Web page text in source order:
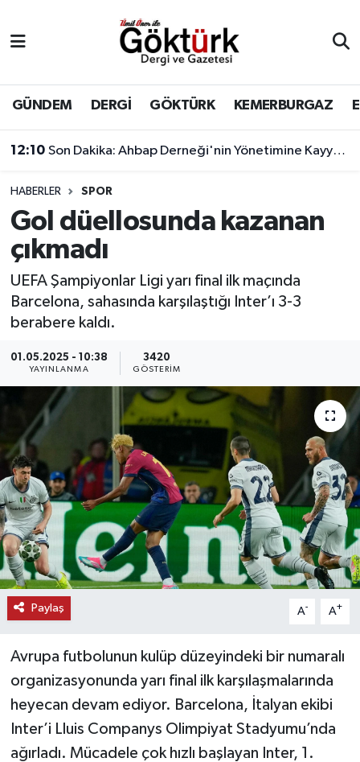
GÜNDEM DERGİ GÖKTÜRK KEMERBURGAZ
12:10 Son Dakika: Ahbap Derneği'nin Yönetimine Kayyum Atandı
HABERLER SPOR
Gol düellosunda kazanan
çıkmadı
UEFA Şampiyonlar Ligi yarı final ilk maçında
Barcelona, sahasında karşılaştığı Inter’ı 3-3
berabere kaldı.
01.05.2025 - 10:38
YAYINLANMA
3420
GÖSTERIM
Paylaş A- A+
Avrupa futbolunun kulüp düzeyindeki bir numaralı
organizasyonunda yarı final ilk karşılaşmalarında
heyecan devam ediyor. Barcelona, İtalyan ekibi
Inter’i Lluis Companys Olimpiyat Stadyumu’nda
ağırladı. Mücadele çok hızlı başlayan Inter, 1.
BİLİM
DERGİ
DÜNYA
EĞİTİM
GÖKTÜRK
KEMERBURGAZ
KÜLTÜR - SANAT
MAGAZİN
ÖZEL HABER
SAĞLIK
SPOR
TİCARET
Eyüpsultan Hava Durumu
Eyüpsultan Trafik Yoğunluk Haritası
Süper Lig Puan Durumu ve Fikstür
Tüm Manşetler
Son Dakika Haberleri